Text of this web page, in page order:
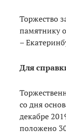
Торжество
памятнику
–
Для
со дня
декабре
положено